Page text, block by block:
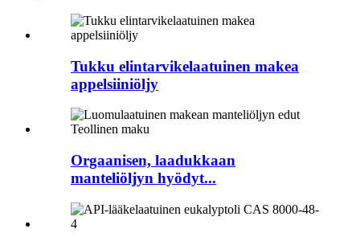
Tukku elintarvikelaatuinen makea
appelsiiniöljy
Orgaanisen, laadukkaan
manteliöljyn hyödyt...